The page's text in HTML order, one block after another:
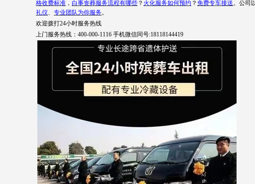
格收费标准 ， 白事丧葬服务流程有哪些 ？ 火化服务如何预约 ？ 免费专车接送 。公司
礼仪
专业团队为你服务。
欢迎拨打24小时服务热线
上门服务热线： 400-000-1116 手机微信同号:18118144419